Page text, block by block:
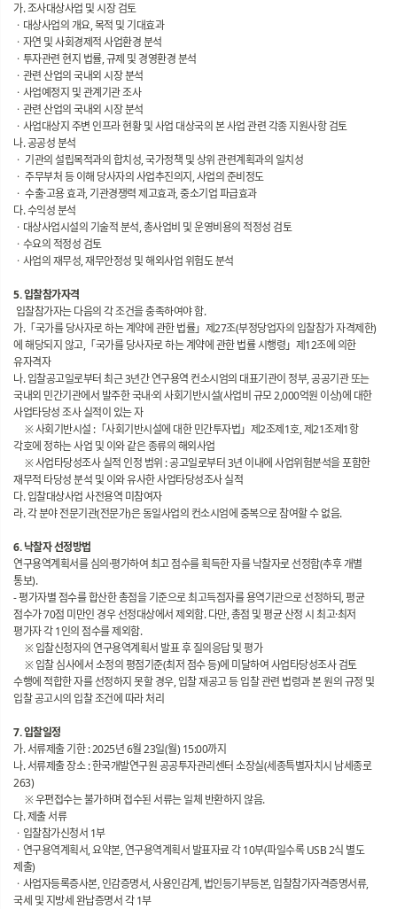
가. 조사대상사업 및 시장 검토
ㆍ대상사업의 개요, 목적 및 기대효과
ㆍ자연 및 사회경제적 사업환경 분석
ㆍ투자관련 현지 법률, 규제 및 경영환경 분석
ㆍ관련 산업의 국내외 시장 분석
ㆍ사업예정지 및 관계기관 조사
ㆍ관련 산업의 국내외 시장 분석
ㆍ사업대상지 주변 인프라 현황 및 사업 대상국의 본 사업 관련 각종 지원사항 검토
나. 공공성 분석
ㆍ 기관의 설립목적과의 합치성, 국가정책 및 상위 관련계획과의 일치성
ㆍ 주무부처 등 이해 당사자의 사업추진의지, 사업의 준비정도
ㆍ 수출·고용 효과, 기관경쟁력 제고효과, 중소기업 파급효과
다. 수익성 분석
ㆍ대상사업시설의 기술적 분석, 총사업비 및 운영비용의 적정성 검토
ㆍ수요의 적정성 검토
ㆍ사업의 재무성, 재무안정성 및 해외사업 위험도 분석
5. 입찰참가자격
입찰참가자는 다음의 각 조건을 충족하여야 함.
가.「국가를 당사자로 하는 계약에 관한 법률」제27조(부정당업자의 입찰참가 자격제한)
에 해당되지 않고,「국가를 당사자로 하는 계약에 관한 법률 시행령」제12조에 의한
유자격자
나. 입찰공고일로부터 최근 3년간 연구용역 컨소시엄의 대표기관이 정부, 공공기관 또는
국내외 민간기관에서 발주한 국내·외 사회기반시설(사업비 규모 2,000억원 이상)에 대한
사업타당성 조사 실적이 있는 자
※ 사회기반시설 :「사회기반시설에 대한 민간투자법」제2조제1호, 제21조제1항
각호에 정하는 사업 및 이와 같은 종류의 해외사업
※ 사업타당성조사 실적 인정 범위 : 공고일로부터 3년 이내에 사업위험분석을 포함한
재무적 타당성 분석 및 이와 유사한 사업타당성조사 실적
다. 입찰대상사업 사전용역 미참여자
라. 각 분야 전문기관(전문가)은 동일사업의 컨소시엄에 중복으로 참여할 수 없음.
6. 낙찰자 선정방법
연구용역계획서를 심의·평가하여 최고 점수를 획득한 자를 낙찰자로 선정함(추후 개별
통보).
- 평가자별 점수를 합산한 총점을 기준으로 최고득점자를 용역기관으로 선정하되, 평균
점수가 70점 미만인 경우 선정대상에서 제외함. 다만, 총점 및 평균 산정 시 최고·최저
평가자 각 1인의 점수를 제외함.
※ 입찰신청자의 연구용역계획서 발표 후 질의응답 및 평가
※ 입찰 심사에서 소정의 평점기준(최저 점수 등)에 미달하여 사업타당성조사 검토
수행에 적합한 자를 선정하지 못할 경우, 입찰 재공고 등 입찰 관련 법령과 본 원의 규정 및
입찰 공고시의 입찰 조건에 따라 처리
7. 입찰일정
가. 서류제출 기한 : 2025년 6월 23일(월) 15:00까지
나. 서류제출 장소 : 한국개발연구원 공공투자관리센터 소장실(세종특별자치시 남세종로
263)
※ 우편접수는 불가하며 접수된 서류는 일체 반환하지 않음.
다. 제출 서류
ㆍ입찰참가신청서 1부
ㆍ연구용역계획서, 요약본, 연구용역계획서 발표자료 각 10부(파일수록 USB 2식 별도
제출)
ㆍ사업자등록증사본, 인감증명서, 사용인감계, 법인등기부등본, 입찰참가자격증명서류,
국세 및 지방세 완납증명서 각 1부